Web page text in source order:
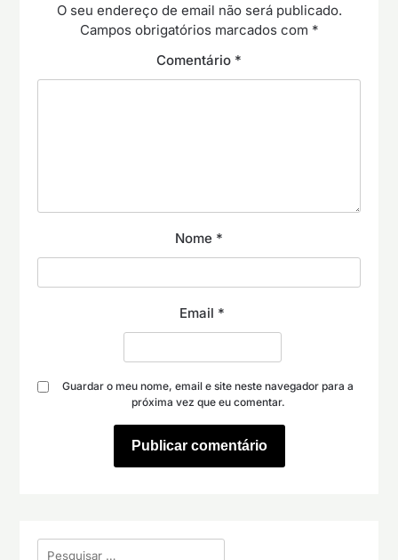
O seu endereço de email não será publicado.
Campos obrigatórios marcados com *
Comentário *
Nome *
Email *
Guardar o meu nome, email e site neste navegador para a
próxima vez que eu comentar.
Pesquisar